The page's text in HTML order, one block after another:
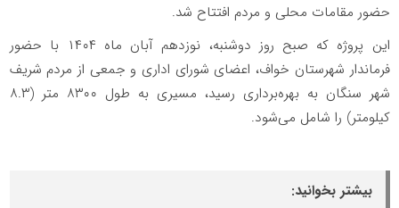
حضور مقامات محلی و مردم افتتاح شد.
این پروژه که صبح روز دوشنبه، نوزدهم آبان ماه ۱۴۰۴ با حضور
فرماندار شهرستان خواف، اعضای شورای اداری و جمعی از مردم شریف
شهر سنگان به بهره‌برداری رسید، مسیری به طول ۸۳۰۰ متر (۸.۳
کیلومتر) را شامل می‌شود.
بیشتر بخوانید: